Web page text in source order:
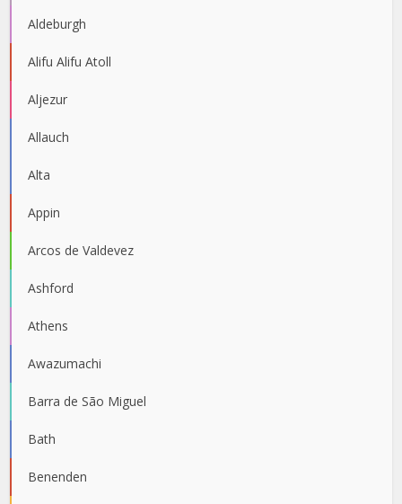
Aldeburgh
Alifu Alifu Atoll
Aljezur
Allauch
Alta
Appin
Arcos de Valdevez
Ashford
Athens
Awazumachi
Barra de São Miguel
Bath
Benenden